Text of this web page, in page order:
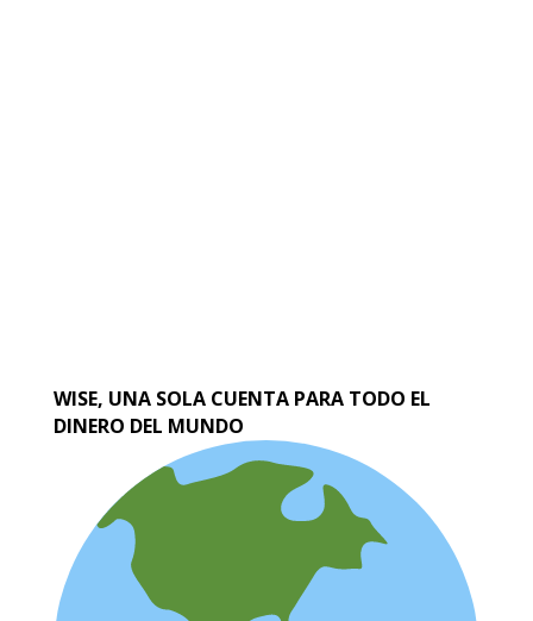
WISE, UNA SOLA CUENTA PARA TODO EL
DINERO DEL MUNDO